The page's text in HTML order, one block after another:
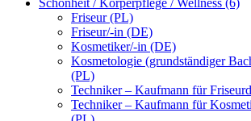
Schönheit / Körperpflege / Wellness (6)
Friseur (PL)
Friseur/-in (DE)
Kosmetiker/-in (DE)
Kosmetologie (grundständiger
(PL)
Techniker – Kaufmann für
Techniker – Kaufmann für